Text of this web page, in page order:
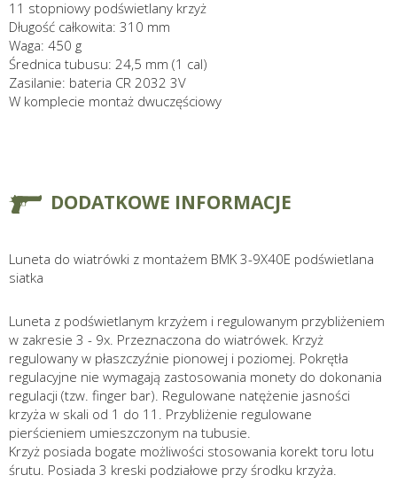
11 stopniowy podświetlany krzyż
Długość całkowita: 310 mm
Waga: 450 g
Średnica tubusu: 24,5 mm (1 cal)
Zasilanie: bateria CR 2032 3V
W komplecie montaż dwuczęściowy
DODATKOWE INFORMACJE
Luneta do wiatrówki z montażem BMK 3-9X40E podświetlana
siatka
Luneta z podświetlanym krzyżem i regulowanym przybliżeniem
w zakresie 3 - 9x. Przeznaczona do wiatrówek. Krzyż
regulowany w płaszczyźnie pionowej i poziomej. Pokrętła
regulacyjne nie wymagają zastosowania monety do dokonania
regulacji (tzw. finger bar). Regulowane natężenie jasności
krzyża w skali od 1 do 11. Przybliżenie regulowane
pierścieniem umieszczonym na tubusie.
Krzyż posiada bogate możliwości stosowania korekt toru lotu
śrutu. Posiada 3 kreski podziałowe przy środku krzyża.